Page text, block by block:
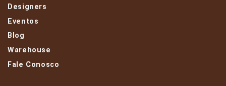
Designers
Eventos
Blog
Warehouse
Fale Conosco